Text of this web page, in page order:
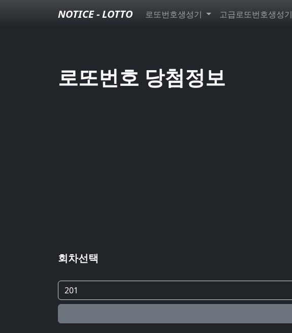
NOTICE - LOTTO 로또번호생성기 고급로또번호생성기
로또번호 당첨정보
회차선택